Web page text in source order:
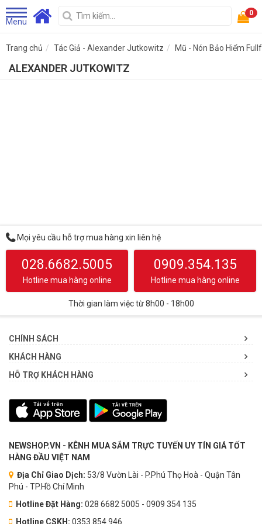
Menu
0
Trang chủ Tác Giả - Alexander Jutkowitz Mũ - Nón Bảo Hiểm
ALEXANDER JUTKOWITZ
Mọi yêu cầu hỗ trợ mua hàng xin liên hệ
028.6682.5005
Hotline mua hàng online
0909.354.135
Hotline mua hàng online
Thời gian làm việc từ 8h00 - 18h00
CHÍNH SÁCH
KHÁCH HÀNG
HỖ TRỢ KHÁCH HÀNG
NEWSHOP.VN - KÊNH MUA SẮM TRỰC TUYẾN UY TÍN GIÁ TỐT
HÀNG ĐẦU VIỆT NAM
Địa Chỉ Giao Dịch: 53/8 Vườn Lài - P.Phú Thọ Hoà - Quận Tân
Phú - TP.Hồ Chí Minh
Hotline Đặt Hàng: 028 6682 5005 - 0909 354 135
Hotline CSKH: 0353.854.946